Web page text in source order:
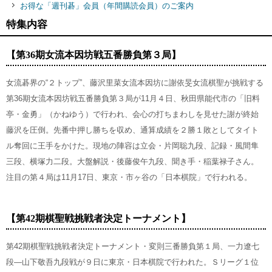
お得な「週刊碁」会員（年間購読会員）のご案内
特集内容
【第36期女流本因坊戦五番勝負第３局】
女流碁界の“２トップ”、藤沢里菜女流本因坊に謝依旻女流棋聖が挑戦する
第36期女流本因坊戦五番勝負第３局が11月４日、秋田県能代市の「旧料
亭・金勇」（かねゆう）で行われ、会心の打ちまわしを見せた謝が終始
藤沢を圧倒。先番中押し勝ちを収め、通算成績を２勝１敗としてタイト
ル奪回に王手をかけた。現地の陣容は立会・片岡聡九段、記録・風間隼
三段、横塚力二段。大盤解説・後藤俊午九段、聞き手・稲葉禄子さん。
注目の第４局は11月17日、東京・市ヶ谷の「日本棋院」で行われる。
【第42期棋聖戦挑戦者決定トーナメント】
第42期棋聖戦挑戦者決定トーナメント・変則三番勝負第１局、一力遼七
段―山下敬吾九段戦が９日に東京・日本棋院で行われた。Ｓリーグ１位